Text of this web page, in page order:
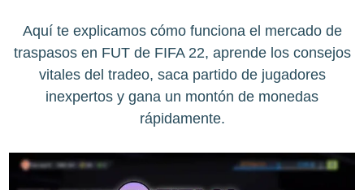
Aquí te explicamos cómo funciona el mercado de
traspasos en FUT de FIFA 22, aprende los consejos
vitales del tradeo, saca partido de jugadores
inexpertos y gana un montón de monedas
rápidamente.